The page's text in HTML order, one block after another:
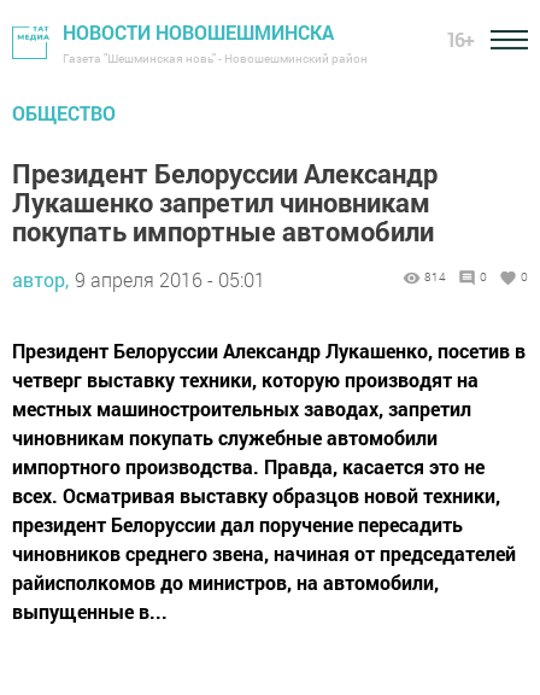
НОВОСТИ НОВОШЕШМИНСКА
Газета "Шешминская новь" - Новошешминский район
16+
ОБЩЕСТВО
Президент Белоруссии Александр
Лукашенко запретил чиновникам
покупать импортные автомобили
автор, 9 апреля 2016 - 05:01 814 0 0
Президент Белоруссии Александр Лукашенко, посетив в
четверг выставку техники, которую производят на
местных машиностроительных заводах, запретил
чиновникам покупать служебные автомобили
импортного производства. Правда, касается это не
всех. Осматривая выставку образцов новой техники,
президент Белоруссии дал поручение пересадить
чиновников среднего звена, начиная от председателей
райисполкомов до министров, на автомобили,
выпущенные в...